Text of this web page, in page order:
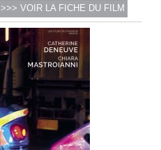
>>> VOIR LA FICHE DU FILM